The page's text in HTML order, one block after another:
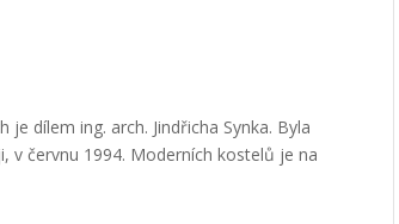
dílem ing. arch. Jindřicha Synka. Byla
v červnu 1994. Moderních kostelů je na